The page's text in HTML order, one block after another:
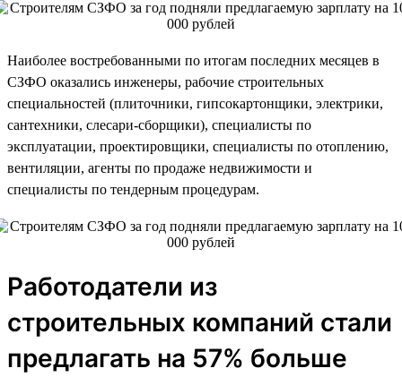
Наиболее востребованными по итогам последних месяцев в
СЗФО оказались инженеры, рабочие строительных
специальностей (плиточники, гипсокартонщики, электрики,
сантехники, слесари-сборщики), специалисты по
эксплуатации, проектировщики, специалисты по отоплению,
вентиляции, агенты по продаже недвижимости и
специалисты по тендерным процедурам.
Работодатели из
строительных компаний стали
предлагать на 57% больше